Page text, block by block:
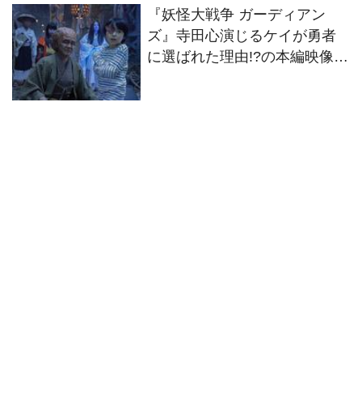
『妖怪大戦争 ガーディアン
ズ』寺田心演じるケイが勇者
に選ばれた理由!?の本編映像解